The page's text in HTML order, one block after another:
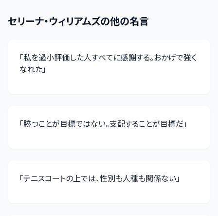
セリーナ・ウィリアムズの他の名言
「私を過小評価した人すべてに感謝する。おかげで強く
なれた」
「勝つことが目標ではない。支配することが目標だ」
「テニスコートの上では、性別も人種も関係ない」